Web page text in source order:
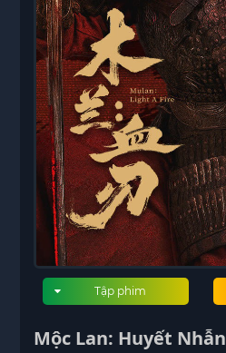
Tập phim
Mộc Lan: Huyết Nhẫn